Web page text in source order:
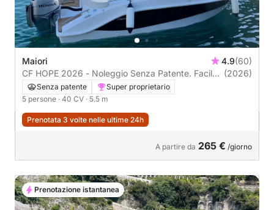
Maiori 4.9(60)
CF HOPE 2026 - Noleggio Senza Patente. Facile,
Divertente e Panoramico.Con tutti i confort
(2026)
Senza patente
Super proprietario
5 persone · 40 CV · 5.5 m
Prenotata 3 volte nelle ultime 24h
A partire da 265 € /giorno
Prenotazione istantanea